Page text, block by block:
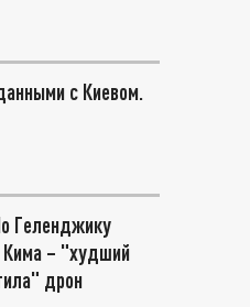
с Киевом.
Геленджику
Кима – "худший
дрон